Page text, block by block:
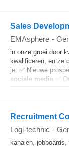
Sales
EMAsphere -
in onze groei door
kwalificeren, en ze
je: ✅ Nieuwe
sociale media ✅
Recruitment
Logi-technic -
kanalen,